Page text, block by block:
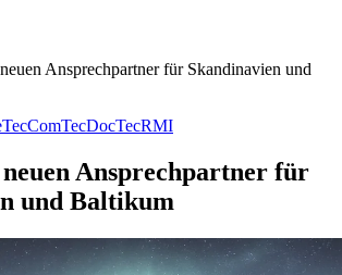
Ansprechpartner für Skandinavien und
TecComTecDocTecRMI
neuen Ansprechpartner für
und Baltikum